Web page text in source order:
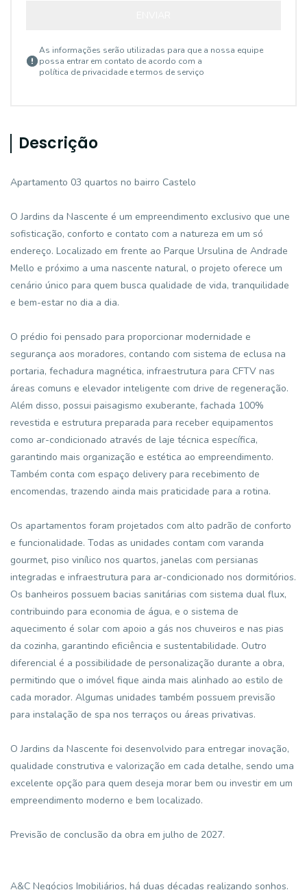
As informações serão utilizadas para que a nossa equipe
possa entrar em contato de acordo com a
política de privacidade e termos de serviço
Descrição
Apartamento 03 quartos no bairro Castelo
O Jardins da Nascente é um empreendimento exclusivo que une
sofisticação, conforto e contato com a natureza em um só
endereço. Localizado em frente ao Parque Ursulina de Andrade
Mello e próximo a uma nascente natural, o projeto oferece um
cenário único para quem busca qualidade de vida, tranquilidade
e bem-estar no dia a dia.
O prédio foi pensado para proporcionar modernidade e
segurança aos moradores, contando com sistema de eclusa na
portaria, fechadura magnética, infraestrutura para CFTV nas
áreas comuns e elevador inteligente com drive de regeneração.
Além disso, possui paisagismo exuberante, fachada 100%
revestida e estrutura preparada para receber equipamentos
como ar-condicionado através de laje técnica específica,
garantindo mais organização e estética ao empreendimento.
Também conta com espaço delivery para recebimento de
encomendas, trazendo ainda mais praticidade para a rotina.
Os apartamentos foram projetados com alto padrão de conforto
e funcionalidade. Todas as unidades contam com varanda
gourmet, piso vinílico nos quartos, janelas com persianas
integradas e infraestrutura para ar-condicionado nos dormitórios.
Os banheiros possuem bacias sanitárias com sistema dual flux,
contribuindo para economia de água, e o sistema de
aquecimento é solar com apoio a gás nos chuveiros e nas pias
da cozinha, garantindo eficiência e sustentabilidade. Outro
diferencial é a possibilidade de personalização durante a obra,
permitindo que o imóvel fique ainda mais alinhado ao estilo de
cada morador. Algumas unidades também possuem previsão
para instalação de spa nos terraços ou áreas privativas.
O Jardins da Nascente foi desenvolvido para entregar inovação,
qualidade construtiva e valorização em cada detalhe, sendo uma
excelente opção para quem deseja morar bem ou investir em um
empreendimento moderno e bem localizado.
Previsão de conclusão da obra em julho de 2027.
A&C Negócios Imobiliários, há duas décadas realizando sonhos.